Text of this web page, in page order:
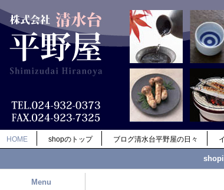
HOME shopのトップ ブログ清水台平野屋の日々
Menu